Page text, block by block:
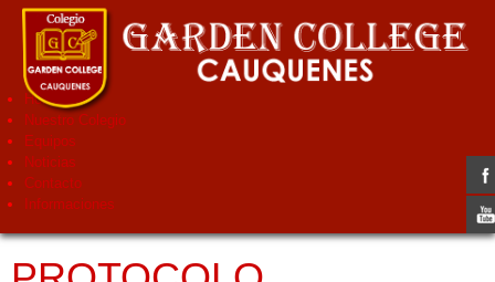
Home
Nuestro Colegio
Equipos
Noticias
Contacto
Informaciones